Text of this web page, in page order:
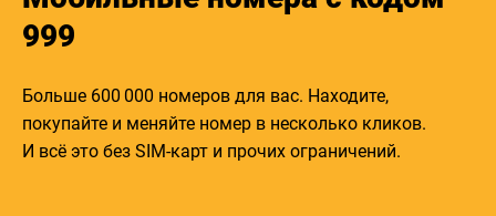
999
Больше 600 000 номеров для вас. Находите,
покупайте и меняйте номер в несколько кликов.
И всё это без SIM-карт и прочих ограничений.